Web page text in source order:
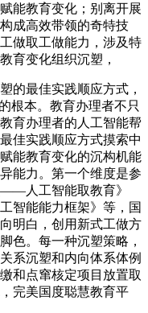
能教育变化；别离开展
成高效带领的奇特技
做取工做能力，涉及特
育变化组织沉塑，
最佳实践顺应方式，
根本。教育办理者不只
育办理者的人工智能帮
佳实践顺应方式摸索中
能教育变化的沉构机能
能力。第一个维度是参
人工智能取教育》
智能能力框架》等，国
明白，创用新式工做方
色。每一种沉塑策略，
系沉塑和内向体系体例
和点窜核定项目放置取
完美国度聪慧教育平